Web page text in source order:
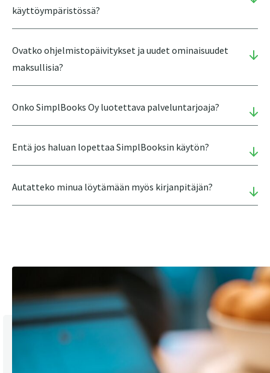
käyttöympäristössä?
Ovatko ohjelmistopäivitykset ja uudet ominaisuudet
maksullisia?
Onko SimplBooks Oy luotettava palveluntarjoaja?
Entä jos haluan lopettaa SimplBooksin käytön?
Autatteko minua löytämään myös kirjanpitäjän?